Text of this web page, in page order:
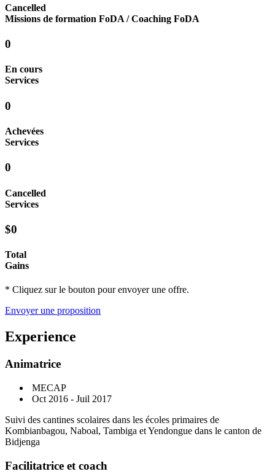
Cancelled
Missions de formation FoDA / Coaching FoDA
0
En cours
Services
0
Achevées
Services
0
Cancelled
Services
$0
Total
Gains
* Cliquez sur le bouton pour envoyer une offre.
Envoyer une proposition
Experience
Animatrice
MECAP
Oct 2016 - Juil 2017
Suivi des cantines scolaires dans les écoles primaires de
Kombianbagou, Naboal, Tambiga et Yendongue dans le canton de
Bidjenga
Facilitatrice et coach